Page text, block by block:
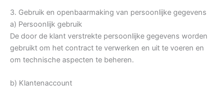
3. Gebruik en openbaarmaking van persoonlijke gegevens
a) Persoonlijk gebruik
De door de klant verstrekte persoonlijke gegevens worden
gebruikt om het contract te verwerken en uit te voeren en
om technische aspecten te beheren.
b) Klantenaccount